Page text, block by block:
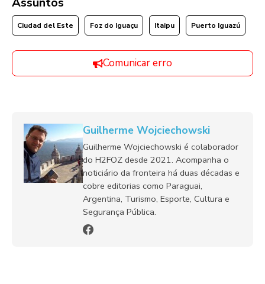
Ciudad del Este Foz do Iguaçu Itaipu Puerto Iguazú
Comunicar erro
Guilherme Wojciechowski
Guilherme Wojciechowski é colaborador
do H2FOZ desde 2021. Acompanha o
noticiário da fronteira há duas décadas e
cobre editorias como Paraguai,
Argentina, Turismo, Esporte, Cultura e
Segurança Pública.